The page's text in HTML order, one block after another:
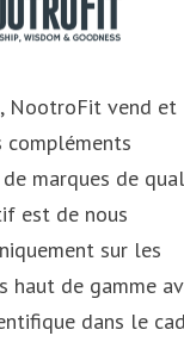
NootroFit vend et
compléments
marques de
est de nous
sur les
haut de gamme
dans le